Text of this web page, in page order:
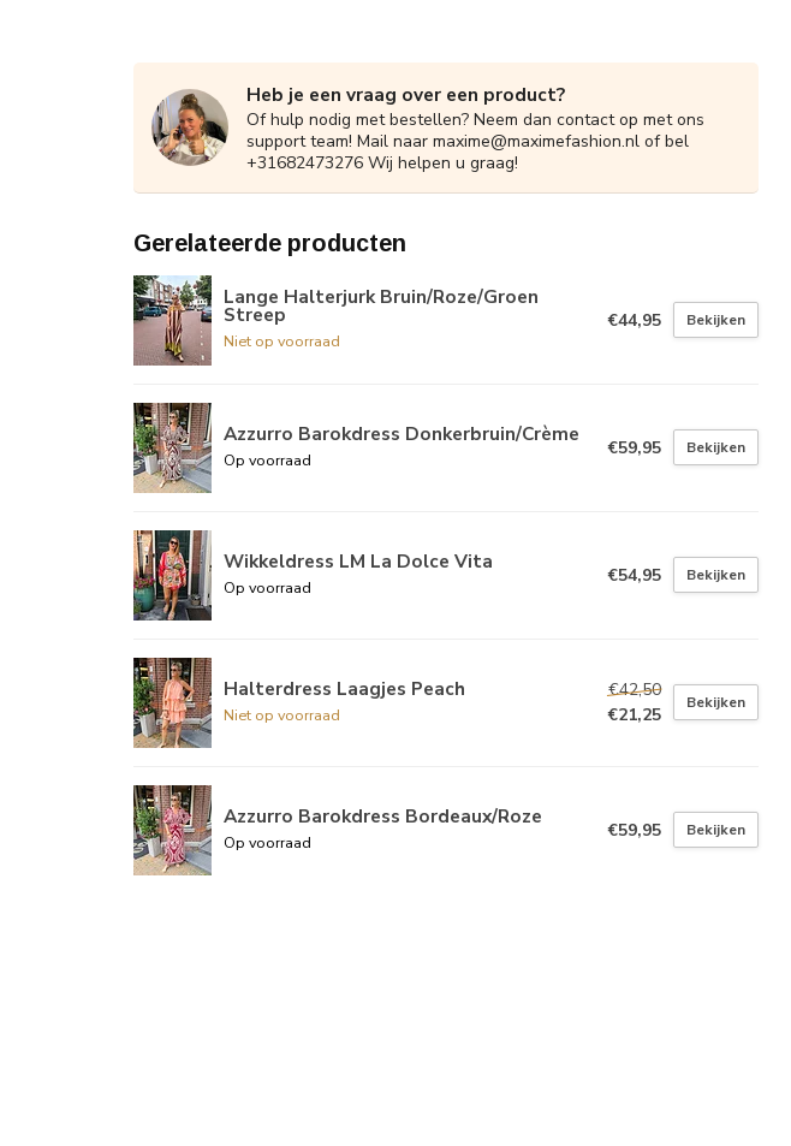
Heb je een vraag over een product?
Of hulp nodig met bestellen? Neem dan contact op met ons
support team! Mail naar maxime@maximefashion.nl of bel
+31682473276 Wij helpen u graag!
Gerelateerde producten
Lange Halterjurk Bruin/Roze/Groen
Streep
Niet op voorraad
€44,95 Bekijken
Azzurro Barokdress Donkerbruin/Crème
Op voorraad
€59,95 Bekijken
Wikkeldress LM La Dolce Vita
Op voorraad
€54,95 Bekijken
Halterdress Laagjes Peach
Niet op voorraad
€42,50
€21,25
Bekijken
Azzurro Barokdress Bordeaux/Roze
Op voorraad
€59,95 Bekijken